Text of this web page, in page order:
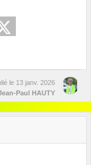
le 13 janv. 2026
Paul HAUTY